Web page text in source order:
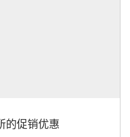
的促销优惠